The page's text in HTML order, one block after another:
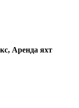
Аренда яхт